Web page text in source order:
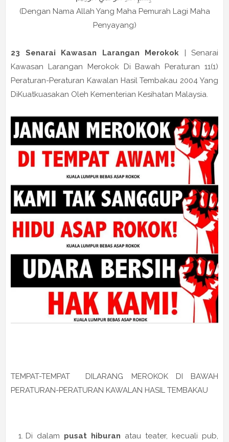
(Dengan Nama Allah Yang Maha Pemurah Lagi Maha
Penyayang)
23 Senarai Kawasan Larangan Merokok | Senarai
Kawasan Larangan Merokok Di Bawah Peraturan 11(1)
Peraturan-Peraturan Kawalan Hasil Tembakau 2004 Yang
DiKuatkuasakan Oleh Kementerian Kesihatan Malaysia.
TEMPAT-TEMPAT DILARANG MEROKOK DI BAWAH
PERATURAN-PERATURAN KAWALAN HASIL TEMBAKAU
Di dalam pusat hiburan atau teater, kecuali pub,